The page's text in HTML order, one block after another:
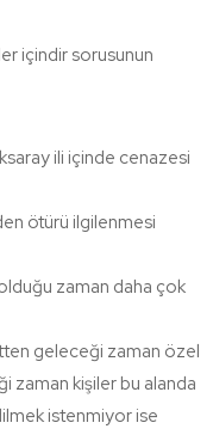
içindir sorusunun
ili içinde cenazesi
ötürü ilgilenmesi
zaman daha çok
geleceği zaman özel
zaman kişiler bu alanda
istenmiyor ise